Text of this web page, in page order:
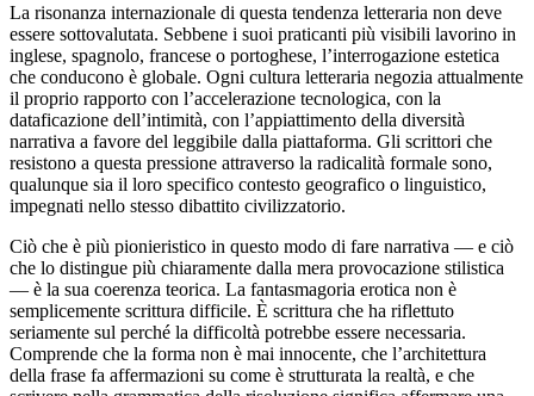
La risonanza internazionale di questa tendenza letteraria non deve
essere sottovalutata. Sebbene i suoi praticanti più visibili lavorino in
inglese, spagnolo, francese o portoghese, l’interrogazione estetica
che conducono è globale. Ogni cultura letteraria negozia attualmente
il proprio rapporto con l’accelerazione tecnologica, con la
dataficazione dell’intimità, con l’appiattimento della diversità
narrativa a favore del leggibile dalla piattaforma. Gli scrittori che
resistono a questa pressione attraverso la radicalità formale sono,
qualunque sia il loro specifico contesto geografico o linguistico,
impegnati nello stesso dibattito civilizzatorio.
Ciò che è più pionieristico in questo modo di fare narrativa — e ciò
che lo distingue più chiaramente dalla mera provocazione stilistica
— è la sua coerenza teorica. La fantasmagoria erotica non è
semplicemente scrittura difficile. È scrittura che ha riflettuto
seriamente sul perché la difficoltà potrebbe essere necessaria.
Comprende che la forma non è mai innocente, che l’architettura
della frase fa affermazioni su come è strutturata la realtà, e che